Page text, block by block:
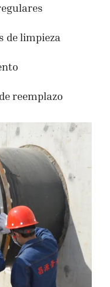
de limpieza
reemplazo